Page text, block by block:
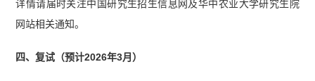
详情请届时关注中国研究生招生信息网及华中农业大学研究生院
网站相关通知。
四、复试（预计2026年3月）